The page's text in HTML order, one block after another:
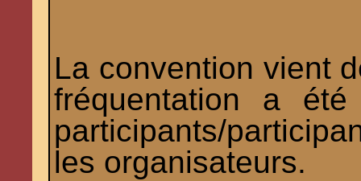
La convention vient
fréquentation a
participants/
les organisateurs.